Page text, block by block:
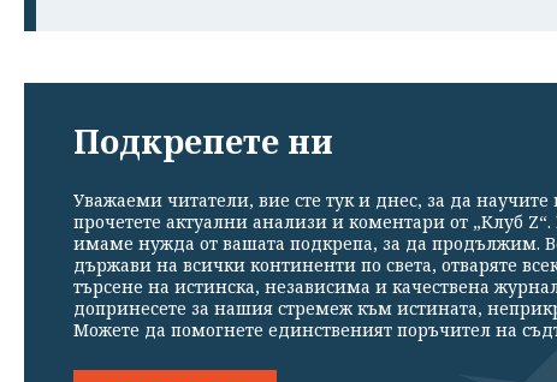
Подкрепете ни
Уважаеми читатели, вие сте тук и днес, за да
прочетете актуални анализи и коментари от „Клуб
имаме нужда от вашата подкрепа, за да продължим.
държави на всички континенти по света, отваряте
търсене на истинска, независима и качествена
допринесете за нашия стремеж към истината,
Можете да помогнете единственият поръчител на